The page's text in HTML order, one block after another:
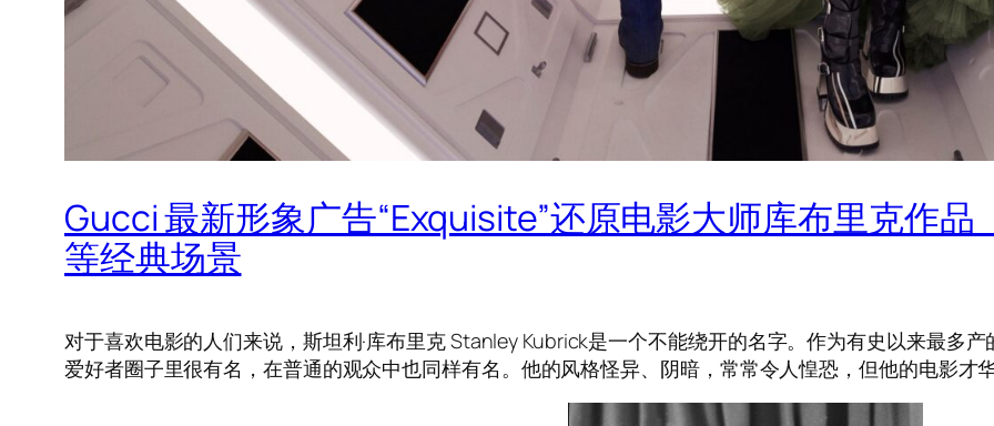
Gucci 最新形象广告“Exquisite”还原电影大师库布里克作品
等经典场景
对于喜欢电影的人们来说，斯坦利·库布里克 Stanley Kubrick是一个不能绕开的名字。作为有史以来最多
爱好者圈子里很有名，在普通的观众中也同样有名。他的风格怪异、阴暗，常常令人惶恐，但他的电影才